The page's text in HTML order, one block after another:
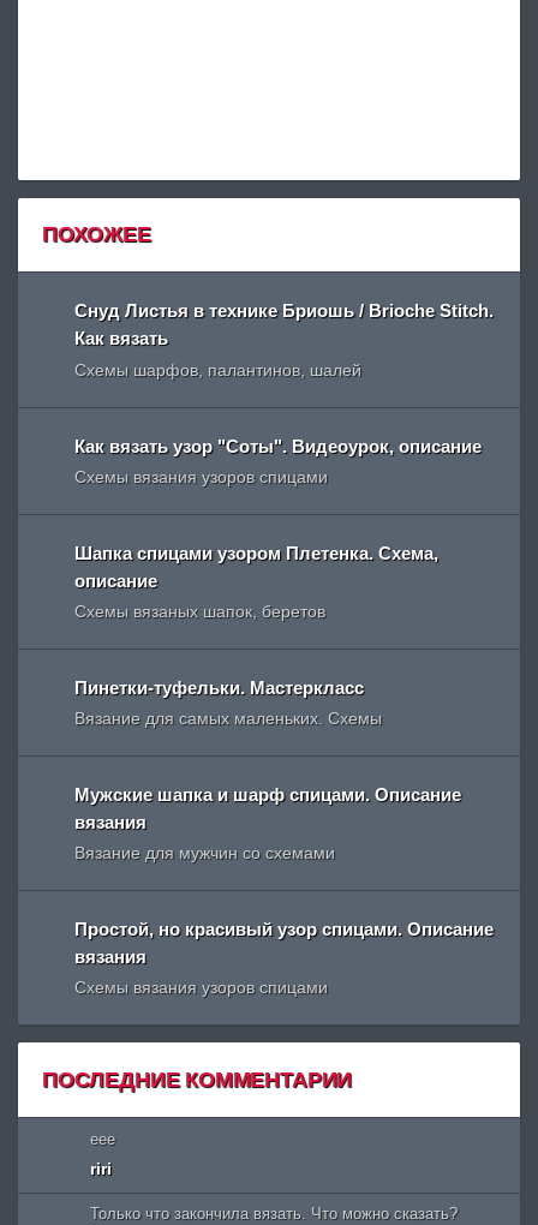
ПОХОЖЕЕ
Снуд Листья в технике Бриошь / Brioche Stitch.
Как вязать
Схемы шарфов, палантинов, шалей
Как вязать узор "Соты". Видеоурок, описание
Схемы вязания узоров спицами
Шапка спицами узором Плетенка. Схема,
описание
Схемы вязаных шапок, беретов
Пинетки-туфельки. Мастеркласс
Вязание для самых маленьких. Схемы
Мужские шапка и шарф спицами. Описание
вязания
Вязание для мужчин со схемами
Простой, но красивый узор спицами. Описание
вязания
Схемы вязания узоров спицами
ПОСЛЕДНИЕ КОММЕНТАРИИ
eee
riri
Только что закончила вязать. Что можно сказать?